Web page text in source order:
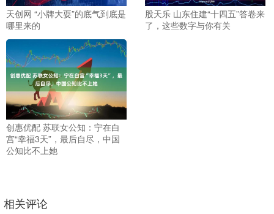
天创网 “小牌大耍”的底气到底是
哪里来的
股天乐 山东住建“十四五”答卷来
了，这些数字与你有关
创惠优配 苏联女公知：宁在白
宫“幸福3天”，最后自尽，中国
公知比不上她
相关评论